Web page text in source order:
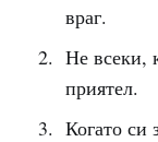
враг.
Не всеки,
приятел.
Когато си